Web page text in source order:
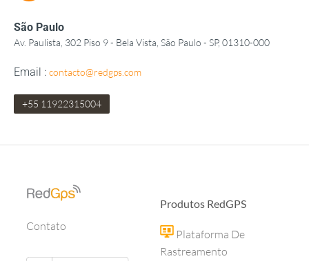
São Paulo
Av. Paulista, 302 Piso 9 - Bela Vista, São Paulo - SP, 01310-000
Email : contacto@redgps.com
+55 11922315004
Contato
Produtos RedGPS
Plataforma De
Rastreamento